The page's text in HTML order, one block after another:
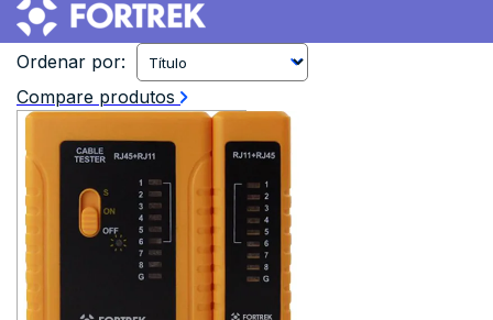
Ordenar por:
Compare produtos